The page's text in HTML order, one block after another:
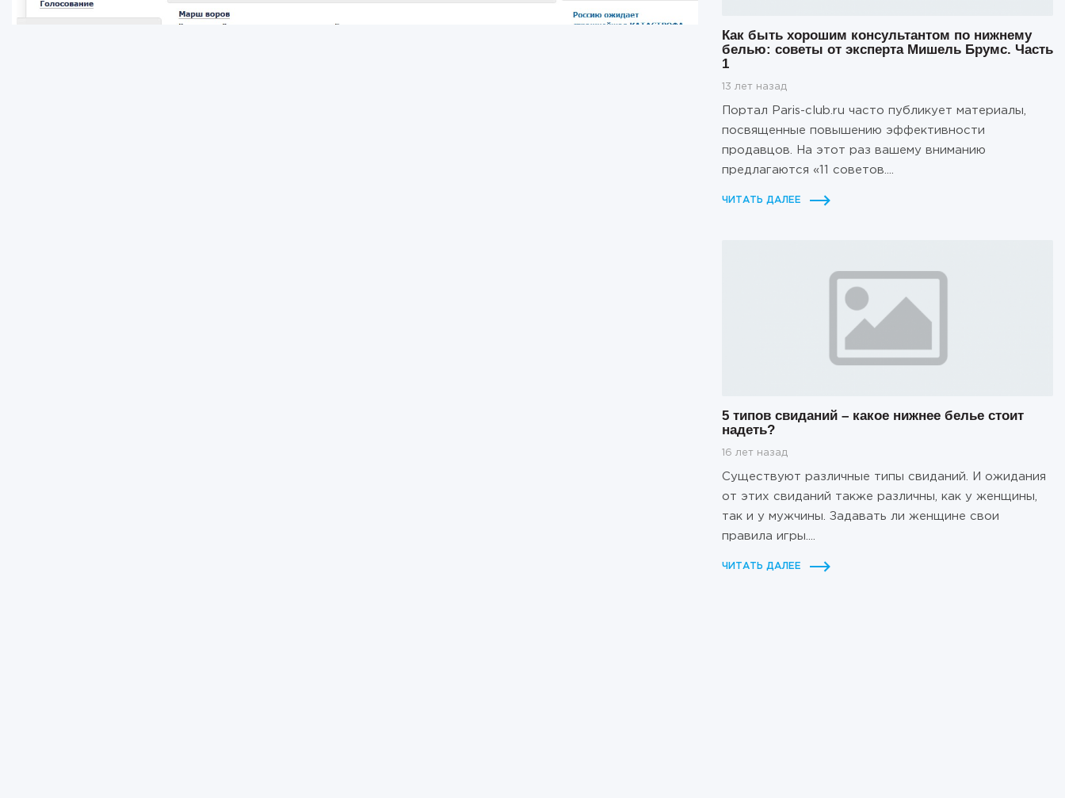
Как быть хорошим консультантом по нижнему
белью: советы от эксперта Мишель Брумс. Часть
1
13 лет назад
Портал Paris-club.ru часто публикует материалы,
посвященные повышению эффективности
продавцов. На этот раз вашему вниманию
предлагаются «11 советов....
ЧИТАТЬ ДАЛЕЕ
5 типов свиданий – какое нижнее белье стоит
надеть?
16 лет назад
Существуют различные типы свиданий. И ожидания
от этих свиданий также различны, как у женщины,
так и у мужчины. Задавать ли женщине свои
правила игры....
ЧИТАТЬ ДАЛЕЕ